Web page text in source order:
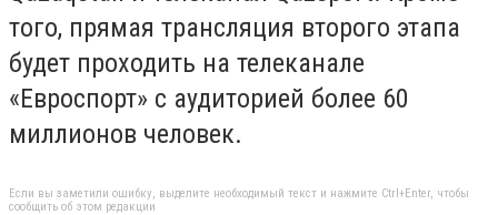
того, прямая трансляция второго этапа
будет проходить на телеканале
«Евроспорт» с аудиторией более 60
миллионов человек.
Если вы заметили ошибку, выделите необходимый текст и нажмите Ctrl+Enter, чтобы
сообщить об этом редакции